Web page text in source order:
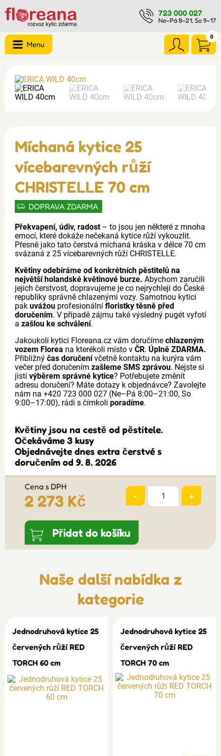
723 000 027
Ne–Pá 8–21, So 9–17
0
Menu
Míchaná kytice 25
vícebarevných růží
CHRISTELLE 70 cm
DOPRAVA ZDARMA
Překvapení, údiv, radost– to jsou jen některé z mnoha
emocí, které dokáže nečekaná kytice růží vykouzlit.
Přesně jako tato čerstvá míchaná kráska v délce 70 cm
svázaná z 25 vícebarevných růží CHRISTELLE.
Květiny odebíráme od konkrétních pěstitelů na
největší holandské květinové burze. Abychom zaručili
jejich čerstvost, dopravujeme je co nejrychleji do České
republiky správně chlazenými vozy. Samotnou kytici
pak uvážou profesionální floristky těsně před
doručením. V případě zájmu také výsledný pugét vyfotí
a zašlou ke schválení.
Jakoukoli kytici Floreana.cz vám doručíme chlazeným
vozem Florea na kterékoli místo v ČR. Úplně ZDARMA.
Přibližný čas doručenívčetně kontaktu na kurýra vám
večer před doručením zašleme SMS zprávou. Nejste si
jistí výběrem správné kytice? Potřebujete změnit
adresu doručení? Máte dotazy k objednávce? Zavolejte
nám na +420 723 000 027 (Ne–Pá 8:00–21:00, So
9:00–17:00), rádi s čímkoli poradíme.
Květiny jsou na cestě od pěstitele.
Očekáváme 3 kusy
Objednávejte dnes extra čerstvé s
doručením od 9. 8. 2026
Cena s DPH
2 273 Kč - +
Přidat do košíku
Naše další nabídka z
kategorie
Jednodruhová kytice 25
červených růží RED
TORCH 60 cm
Jednodruhová kytice 25
červených růží RED
TORCH 70 cm